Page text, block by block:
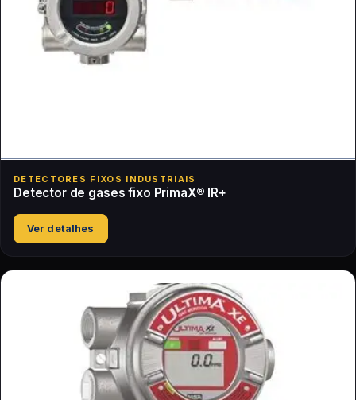
DETECTORES FIXOS INDUSTRIAIS
Detector de gases fixo PrimaX® IR+
Ver detalhes